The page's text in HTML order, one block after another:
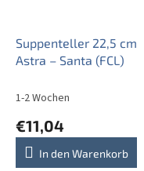
Suppenteller 22,5 cm
Astra – Santa (FCL)
1-2 Wochen
€11,04
In den Warenkorb